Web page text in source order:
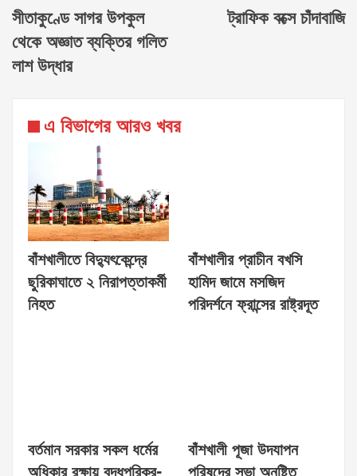
সীতাকুণ্ডে সাগর উপকুল
থেকে অজ্ঞাত ব্যক্তির গলিত
লাশ উদ্ধার
ট্রাফিক বক্সে চাঁদাবাজি
এ বিভাগের আরও খবর
বাঁশখালীতে বিদ্যুৎকেন্দ্রে
ছুরিকাঘাতে ২ নিরাপত্তাকর্মী
নিহত
বাঁশখালীর প্রাচীন বখসি
হামিদ জামে মসজিদ
পরিদর্শনে ফ্রান্সের রাষ্ট্রদূত
বর্তমান সরকার সকল ধর্মের
বাঁশখালী পূজা উদযাপন